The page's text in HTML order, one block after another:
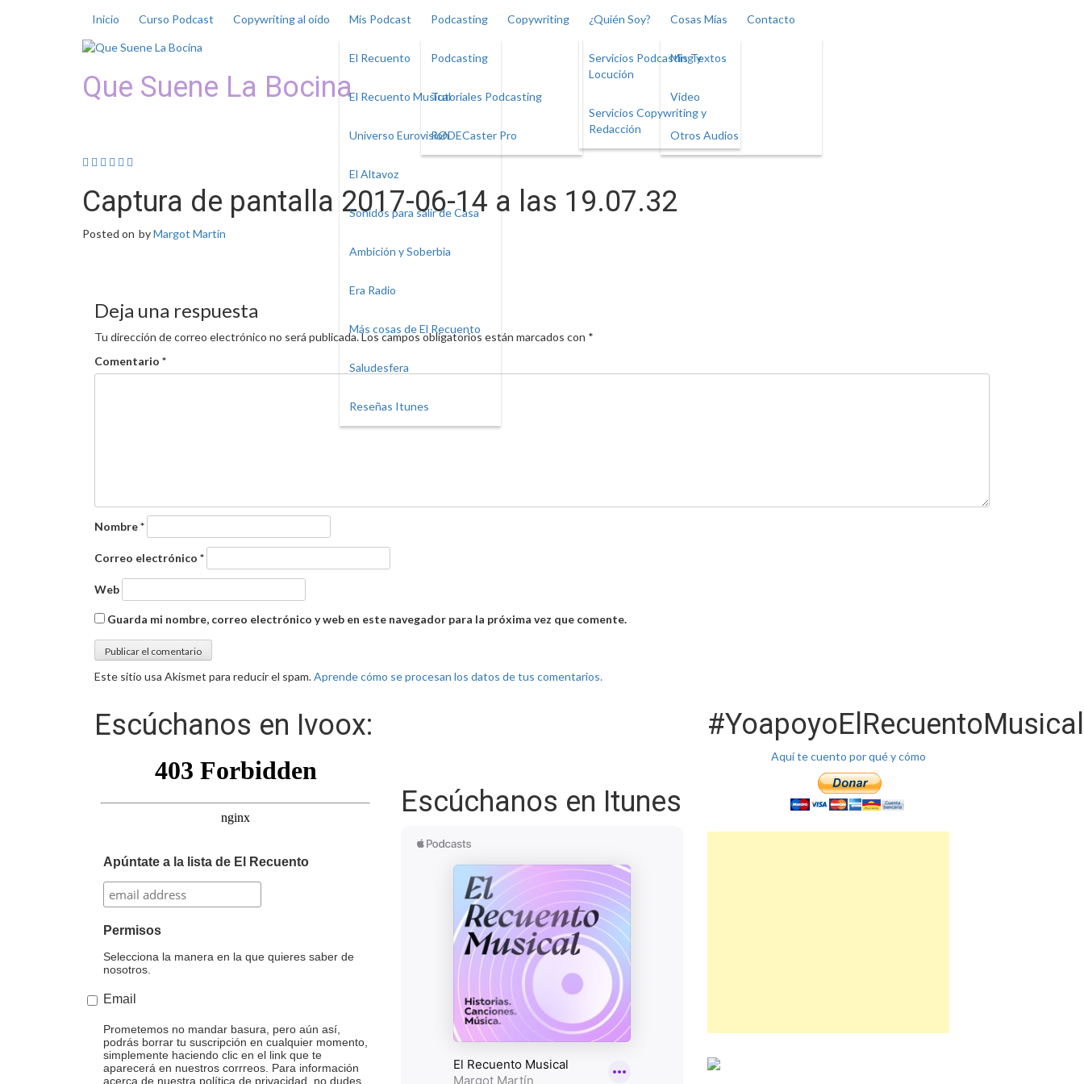
Inicio Curso Podcast Copywriting al oído Mis Podcast
El Recuento
El Recuento Musical
Universo Eurovision
El Altavoz
Sonidos para salir de Casa
Ambición y Soberbia
Era Radio
Más cosas de El Recuento
Saludesfera
Reseñas Itunes
Podcasting
Podcasting
Tutoriales Podcasting
RØDECaster Pro
Copywriting ¿Quién Soy?
Servicios Podcasting y
Locución
Servicios Copywriting y
Redacción
Cosas Mías
Mis Textos
Video
Otros Audios
Contacto
Que Suene La Bocina
Podcast, Redacción y Copywriting by El Recuento
Captura de pantalla 2017-06-14 a las 19.07.32
Posted on byMargot Martín
Deja una respuesta
Tu dirección de correo electrónico no será publicada.Los campos obligatorios están marcados con *
Comentario *
Nombre*
Correo electrónico *
Web
Guarda mi nombre, correo electrónico y web en este navegador para la próxima vez que comente.
Este sitio usa Akismet para reducir el spam.Aprende cómo se procesan los datos de tus comentarios.
Escúchanos en Ivoox:
Apúntate a la lista de El Recuento
Permisos
Selecciona la manera en la que quieres saber de
nosotros.
Email
Prometemos no mandar basura, pero aún así,
podrás borrar tu suscripción en cualquier momento,
simplemente haciendo clic en el link que te
aparecerá en nuestros corrreos. Para información
acerca de nuestra política de privacidad, no dudes
Escúchanos en Itunes
#YoapoyoElRecuentoMusical
Aquí te cuento por qué y cómo